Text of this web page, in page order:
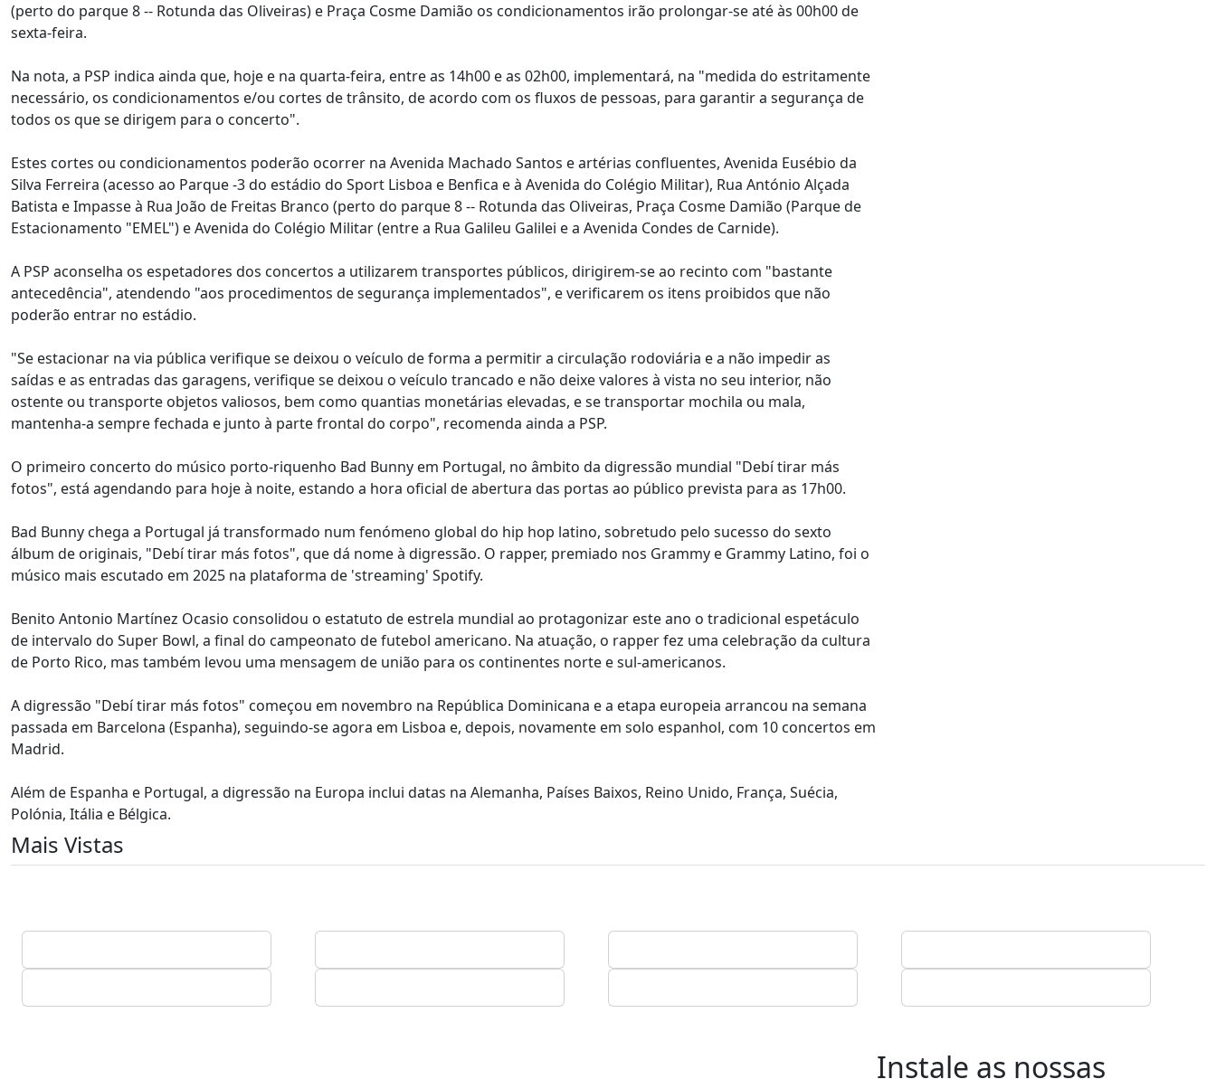
(perto do parque 8 -- Rotunda das Oliveiras) e Praça Cosme Damião os condicionamentos irão prolongar-se até às 00h00 de
sexta-feira.
Na nota, a PSP indica ainda que, hoje e na quarta-feira, entre as 14h00 e as 02h00, implementará, na "medida do estritamente
necessário, os condicionamentos e/ou cortes de trânsito, de acordo com os fluxos de pessoas, para garantir a segurança de
todos os que se dirigem para o concerto".
Estes cortes ou condicionamentos poderão ocorrer na Avenida Machado Santos e artérias confluentes, Avenida Eusébio da
Silva Ferreira (acesso ao Parque -3 do estádio do Sport Lisboa e Benfica e à Avenida do Colégio Militar), Rua António Alçada
Batista e Impasse à Rua João de Freitas Branco (perto do parque 8 -- Rotunda das Oliveiras, Praça Cosme Damião (Parque de
Estacionamento "EMEL") e Avenida do Colégio Militar (entre a Rua Galileu Galilei e a Avenida Condes de Carnide).
A PSP aconselha os espetadores dos concertos a utilizarem transportes públicos, dirigirem-se ao recinto com "bastante
antecedência", atendendo "aos procedimentos de segurança implementados", e verificarem os itens proibidos que não
poderão entrar no estádio.
"Se estacionar na via pública verifique se deixou o veículo de forma a permitir a circulação rodoviária e a não impedir as
saídas e as entradas das garagens, verifique se deixou o veículo trancado e não deixe valores à vista no seu interior, não
ostente ou transporte objetos valiosos, bem como quantias monetárias elevadas, e se transportar mochila ou mala,
mantenha-a sempre fechada e junto à parte frontal do corpo", recomenda ainda a PSP.
O primeiro concerto do músico porto-riquenho Bad Bunny em Portugal, no âmbito da digressão mundial "Debí tirar más
fotos", está agendando para hoje à noite, estando a hora oficial de abertura das portas ao público prevista para as 17h00.
Bad Bunny chega a Portugal já transformado num fenómeno global do hip hop latino, sobretudo pelo sucesso do sexto
álbum de originais, "Debí tirar más fotos", que dá nome à digressão. O rapper, premiado nos Grammy e Grammy Latino, foi o
músico mais escutado em 2025 na plataforma de 'streaming' Spotify.
Benito Antonio Martínez Ocasio consolidou o estatuto de estrela mundial ao protagonizar este ano o tradicional espetáculo
de intervalo do Super Bowl, a final do campeonato de futebol americano. Na atuação, o rapper fez uma celebração da cultura
de Porto Rico, mas também levou uma mensagem de união para os continentes norte e sul-americanos.
A digressão "Debí tirar más fotos" começou em novembro na República Dominicana e a etapa europeia arrancou na semana
passada em Barcelona (Espanha), seguindo-se agora em Lisboa e, depois, novamente em solo espanhol, com 10 concertos em
Madrid.
Além de Espanha e Portugal, a digressão na Europa inclui datas na Alemanha, Países Baixos, Reino Unido, França, Suécia,
Polónia, Itália e Bélgica.
Mais Vistas
Instale as nossas